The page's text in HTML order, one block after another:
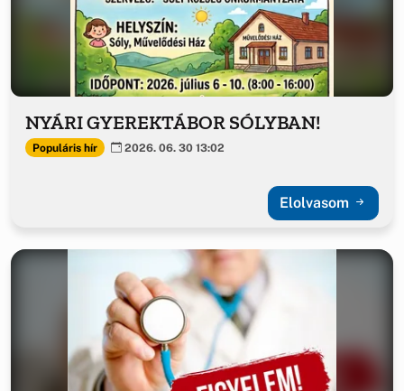
NYÁRI GYEREKTÁBOR SÓLYBAN!
Populáris hír 2026. 06. 30 13:02
Elolvasom